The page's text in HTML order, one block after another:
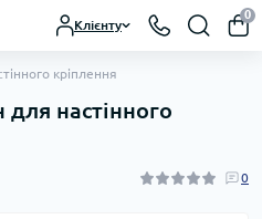
Клієнту
0
кріплення
настінного
0